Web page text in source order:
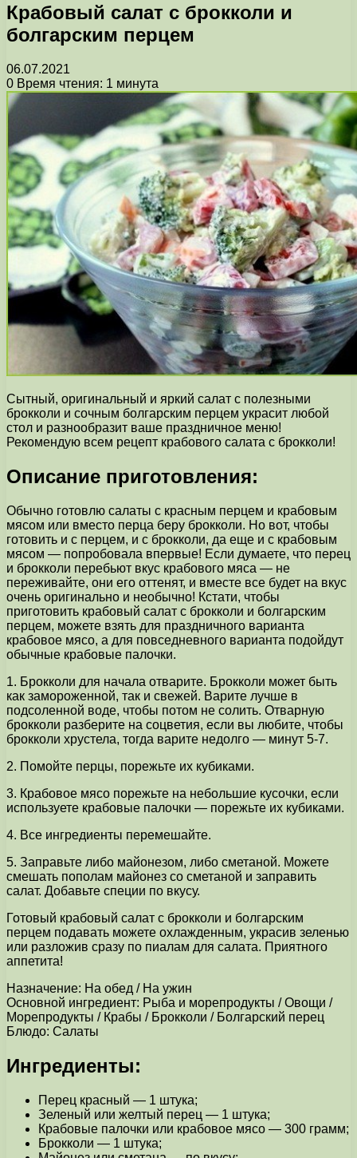
Крабовый салат с брокколи и
болгарским перцем
06.07.2021
0 Время чтения: 1 минута
Сытный, оригинальный и яркий салат с полезными
брокколи и сочным болгарским перцем украсит любой
стол и разнообразит ваше праздничное меню!
Рекомендую всем рецепт крабового салата с брокколи!
Описание приготовления:
Обычно готовлю салаты с красным перцем и крабовым
мясом или вместо перца беру брокколи. Но вот, чтобы
готовить и с перцем, и с брокколи, да еще и с крабовым
мясом — попробовала впервые! Если думаете, что перец
и брокколи перебьют вкус крабового мяса — не
переживайте, они его оттенят, и вместе все будет на вкус
очень оригинально и необычно! Кстати, чтобы
приготовить крабовый салат с брокколи и болгарским
перцем, можете взять для праздничного варианта
крабовое мясо, а для повседневного варианта подойдут
обычные крабовые палочки.
1. Брокколи для начала отварите. Брокколи может быть
как замороженной, так и свежей. Варите лучше в
подсоленной воде, чтобы потом не солить. Отварную
брокколи разберите на соцветия, если вы любите, чтобы
брокколи хрустела, тогда варите недолго — минут 5-7.
2. Помойте перцы, порежьте их кубиками.
3. Крабовое мясо порежьте на небольшие кусочки, если
используете крабовые палочки — порежьте их кубиками.
4. Все ингредиенты перемешайте.
5. Заправьте либо майонезом, либо сметаной. Можете
смешать пополам майонез со сметаной и заправить
салат. Добавьте специи по вкусу.
Готовый крабовый салат с брокколи и болгарским
перцем подавать можете охлажденным, украсив зеленью
или разложив сразу по пиалам для салата. Приятного
аппетита!
Назначение: На обед / На ужин
Основной ингредиент: Рыба и морепродукты / Овощи /
Морепродукты / Крабы / Брокколи / Болгарский перец
Блюдо: Салаты
Ингредиенты:
Перец красный — 1 штука;
Зеленый или желтый перец — 1 штука;
Крабовые палочки или крабовое мясо — 300 грамм;
Брокколи — 1 штука;